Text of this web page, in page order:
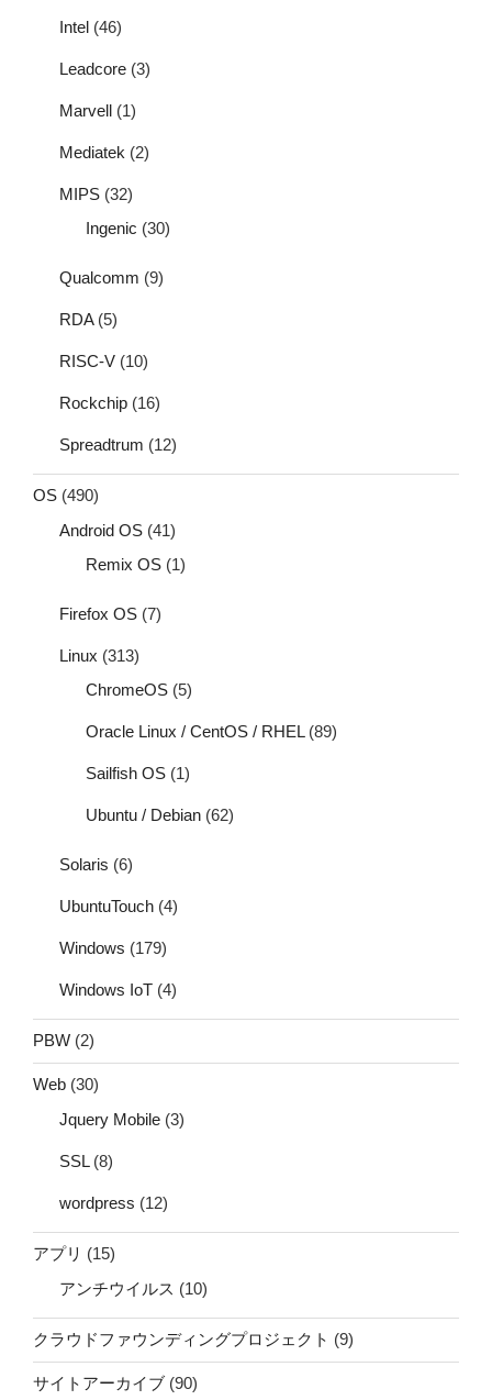
Intel (46)
Leadcore (3)
Marvell (1)
Mediatek (2)
MIPS (32)
Ingenic (30)
Qualcomm (9)
RDA(5)
RISC-V (10)
Rockchip (16)
Spreadtrum (12)
OS (490)
Android OS (41)
Remix OS (1)
Firefox OS (7)
Linux (313)
ChromeOS (5)
Oracle Linux / CentOS / RHEL(89)
Sailfish OS (1)
Ubuntu / Debian (62)
Solaris (6)
UbuntuTouch (4)
Windows (179)
Windows IoT (4)
PBW (2)
Web (30)
Jquery Mobile (3)
SSL(8)
wordpress (12)
アプリ (15)
アンチウイルス (10)
クラウドファウンディングプロジェクト (9)
サイトアーカイブ (90)